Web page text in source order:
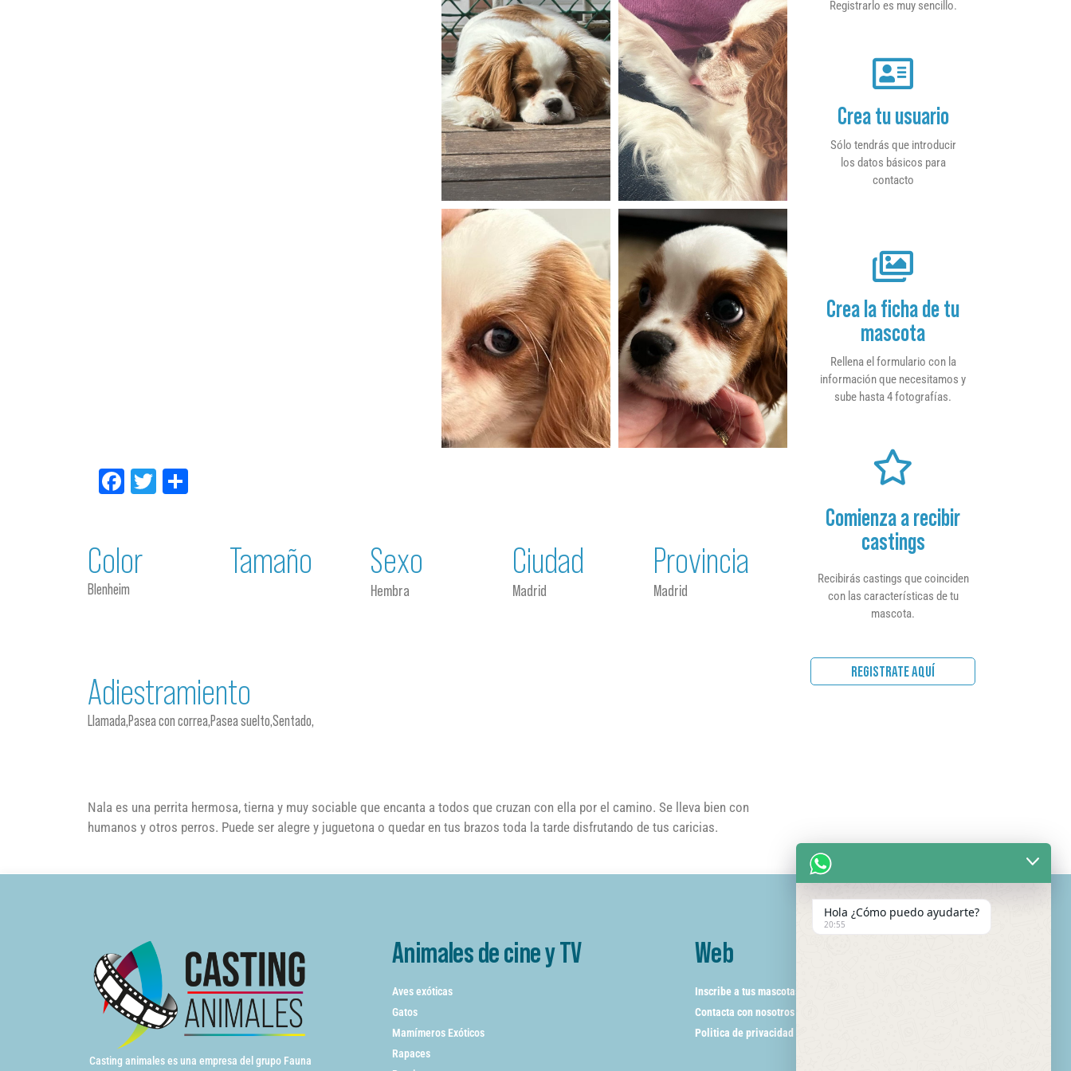
Facebook
Twitter
Color
Blenheim
Tamaño Sexo
Hembra
Ciudad
Madrid
Provincia
Madrid
Adiestramiento
Llamada,Pasea con correa,Pasea suelto,Sentado,
Nala es una perrita hermosa, tierna y muy sociable que encanta a todos que cruzan con ella por el camino. Se lleva bien con
humanos y otros perros. Puede ser alegre y juguetona o quedar en tus brazos toda la tarde disfrutando de tus caricias.
Registrarlo es muy sencillo.
Crea tu usuario
Sólo tendrás que introducir
los datos básicos para
contacto
Crea la ficha de tu
mascota
Rellena el formulario con la
información que necesitamos y
sube hasta 4 fotografías.
Comienza a recibir
castings
Recibirás castings que coinciden
con las características de tu
mascota.
REGISTRATE AQUÍ
Casting animales es una empresa del grupo Fauna
Animales de cine y TV
Aves exóticas
Gatos
Mamímeros Exóticos
Rapaces
Web
Inscribe a tus mascotas
Contacta con nosotros
Politica de privacidad
Hola ¿Cómo puedo ayudarte?
20:55